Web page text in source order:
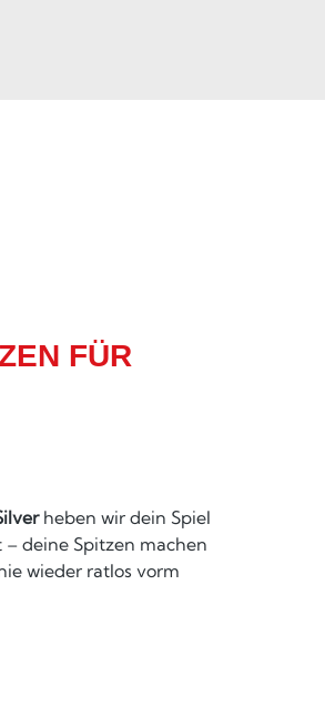
FÜR
heben wir dein Spiel
deine Spitzen machen
wieder ratlos vorm